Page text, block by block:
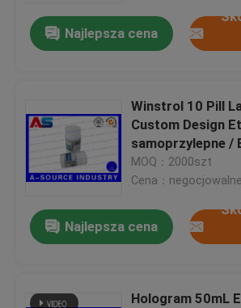
Najlepsza cena
Winstrol 10 Pill
Custom Design
samoprzylepne /
butelki Steriod
pojemności 50 ml
MOQ：2000szt
Cena：negocjowalne
Najlepsza cena
Hologram 50mL